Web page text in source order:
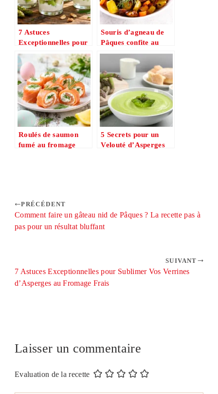
7 Astuces
Exceptionnelles pour
Sublimer Vos
Verrines d’Asperges
au Fromage Frais
Souris d’agneau de
Pâques confite au
four : le plat familial
qui impressionne sans
effort
Roulés de saumon
fumé au fromage
5 Secrets pour un
Velouté d’Asperges
PRÉCÉDENT
Comment faire un gâteau nid de Pâques ? La recette pas à
pas pour un résultat bluffant
SUIVANT
7 Astuces Exceptionnelles pour Sublimer Vos Verrines
d’Asperges au Fromage Frais
Laisser un commentaire
Evaluation de la recette